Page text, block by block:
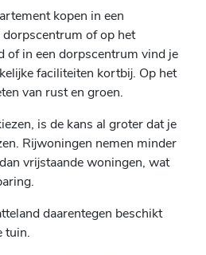
kopen in een
of op het
of in een dorpscentrum vind je
faciliteiten kortbij. Op het
van rust en groen.
is de kans al groter dat je
Rijwoningen nemen minder
vrijstaande woningen, wat
daarentegen beschikt
tuin.